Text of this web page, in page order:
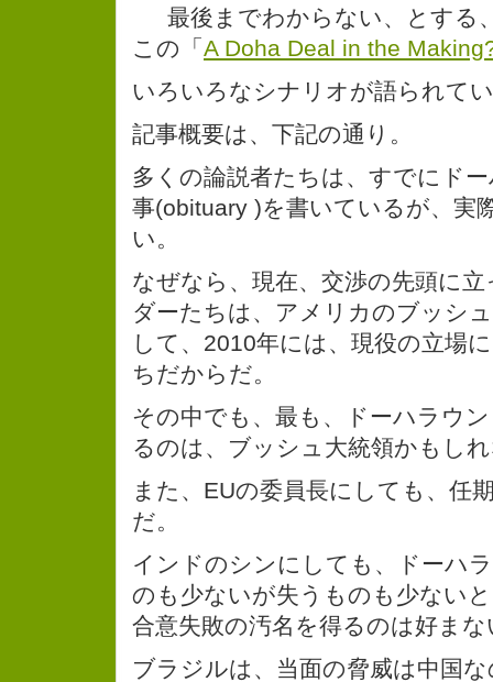
最後までわからない、とする
この「 A Doha Deal in the
いろいろなシナリオが語られて
記事概要は、下記の通り。
多くの論説者たちは、すでにド
事(obituary )を書いているが、実
い。
なぜなら、現在、交渉の先頭に
ダーたちは、アメリカのブッシ
して、2010年には、現役の立場
ちだからだ。
その中でも、最も、ドーハラウ
るのは、ブッシュ大統領かもし
また、EUの委員長にしても、任
だ。
インドのシンにしても、ドーハ
のも少ないが失うものも少ない
合意失敗の汚名を得るのは好ま
ブラジルは、当面の脅威は中国